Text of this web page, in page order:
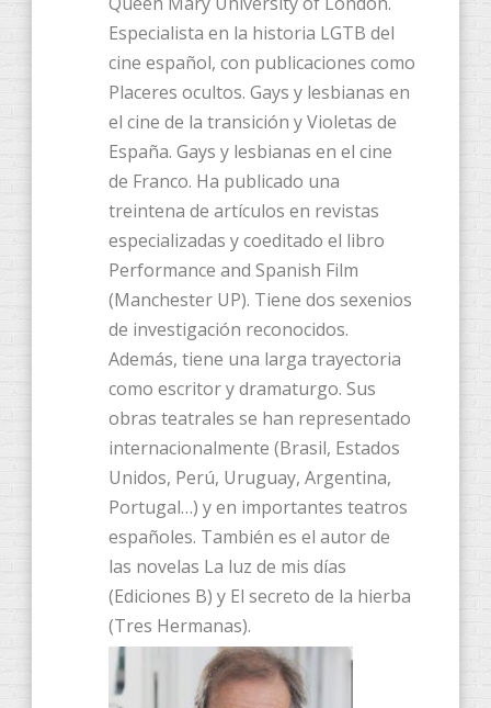
Especialista en la historia LGTB del
cine español, con publicaciones como
Placeres ocultos. Gays y lesbianas en
el cine de la transición y Violetas de
España. Gays y lesbianas en el cine
de Franco. Ha publicado una
treintena de artículos en revistas
especializadas y coeditado el libro
Performance and Spanish Film
(Manchester UP). Tiene dos sexenios
de investigación reconocidos.
Además, tiene una larga trayectoria
como escritor y dramaturgo. Sus
obras teatrales se han representado
internacionalmente (Brasil, Estados
Unidos, Perú, Uruguay, Argentina,
Portugal…) y en importantes teatros
españoles. También es el autor de
las novelas La luz de mis días
(Ediciones B) y El secreto de la hierba
(Tres Hermanas).